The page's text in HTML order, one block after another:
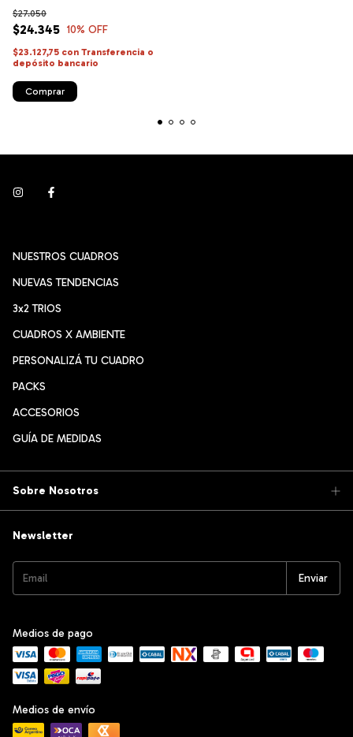
$24.345
$27.050
10% OFF
$23.127,75 con Transferencia o
depósito bancario
Comprar
NUESTROS CUADROS
NUEVAS TENDENCIAS
3x2 TRIOS
CUADROS X AMBIENTE
PERSONALIZÁ TU CUADRO
PACKS
ACCESORIOS
GUÍA DE MEDIDAS
Sobre Nosotros
Newsletter
Medios de pago
Medios de envío